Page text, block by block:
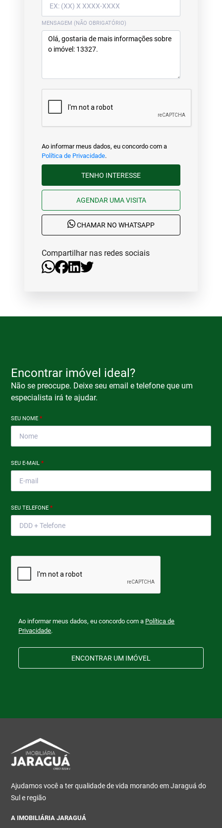
MENSAGEM (NÃO OBRIGATÓRIO)
Ao informar meus dados, eu concordo com a
Política de Privacidade.
TENHO INTERESSE
AGENDAR UMA VISITA
CHAMAR NO WHATSAPP
Compartilhar nas redes sociais
Encontrar imóvel ideal?
Não se preocupe. Deixe seu email e telefone que um
especialista irá te ajudar.
SEU NOME*
SEU E-MAIL*
SEU TELEFONE*
Ao informar meus dados, eu concordo com a Política de
Privacidade.
ENCONTRAR UM IMÓVEL
Ajudamos você a ter qualidade de vida morando em Jaraguá do
Sul e região
A IMOBILIÁRIA JARAGUÁ